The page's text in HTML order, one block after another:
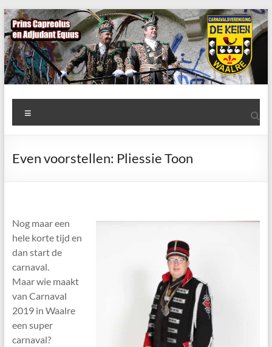
Ga
naar
de
inhoud
AWC
de
Keien
Keien
Even voorstellen: Pliessie Toon
Nog maar een
hele korte tijd en
dan start de
carnaval.
Maar wie maakt
van Carnaval
2019 in Waalre
een super
carnaval?